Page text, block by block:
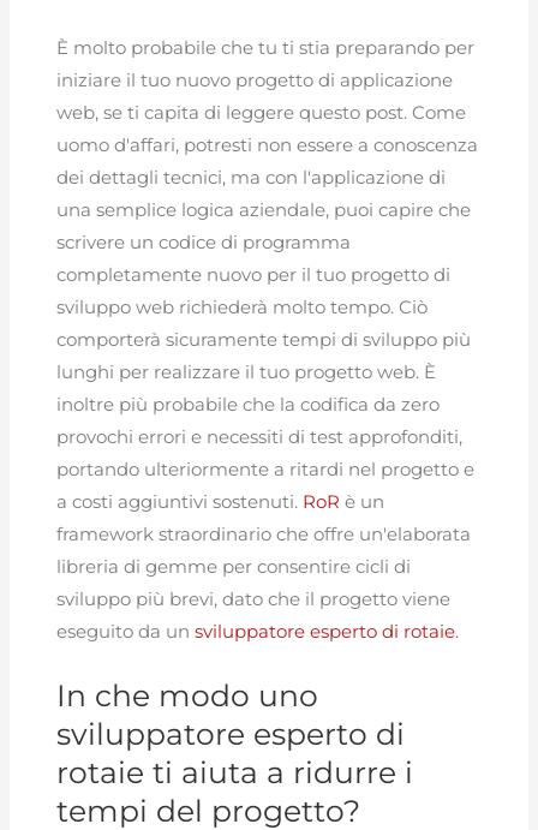
È molto probabile che tu ti stia preparando per
iniziare il tuo nuovo progetto di applicazione
web, se ti capita di leggere questo post. Come
uomo d'affari, potresti non essere a conoscenza
dei dettagli tecnici, ma con l'applicazione di
una semplice logica aziendale, puoi capire che
scrivere un codice di programma
completamente nuovo per il tuo progetto di
sviluppo web richiederà molto tempo. Ciò
comporterà sicuramente tempi di sviluppo più
lunghi per realizzare il tuo progetto web. È
inoltre più probabile che la codifica da zero
provochi errori e necessiti di test approfonditi,
portando ulteriormente a ritardi nel progetto e
a costi aggiuntivi sostenuti. RoRè un
framework straordinario che offre un'elaborata
libreria di gemme per consentire cicli di
sviluppo più brevi, dato che il progetto viene
eseguito da unsviluppatore esperto di rotaie.
In che modo uno
sviluppatore esperto di
rotaie ti aiuta a ridurre i
tempi del progetto?